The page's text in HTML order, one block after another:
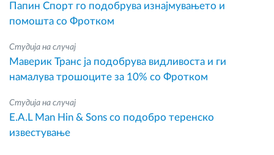
Папин Спорт го подобрува изнајмувањето и
помошта со Фротком
Студија на случај
Маверик Транс ја подобрува видливоста и ги
намалува трошоците за 10% со Фротком
Студија на случај
E.A.L Man Hin & Sons со подобро теренско
известување